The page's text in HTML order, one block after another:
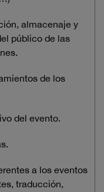
almacenaje y
público de las
de los
del evento.
a los eventos
traducción,